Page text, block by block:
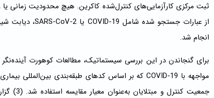
ثبت مرکزی کارآزمایی‌های کنترل‌شده کاکرین. هیچ محدودیت زمانی یا
انجام شد.